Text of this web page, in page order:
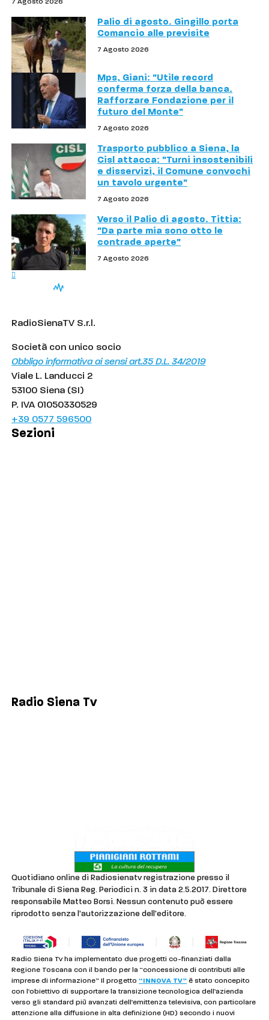
7 Agosto 2026
Palio di agosto. Gingillo porta
Comancio alle previsite
7 Agosto 2026
Mps, Giani: "Utile record
conferma forza della banca.
Rafforzare Fondazione per il
futuro del Monte"
7 Agosto 2026
Trasporto pubblico a Siena, la
Cisl attacca: "Turni insostenibili
e disservizi, il Comune convochi
un tavolo urgente"
7 Agosto 2026
Verso il Palio di agosto. Tittia:
"Da parte mia sono otto le
contrade aperte"
7 Agosto 2026
RadioSienaTV S.r.l.
Società con unico socio
Obbligo informativa ai sensi art.35 D.L. 34/2019
Viale L. Landucci 2
53100 Siena (SI)
P. IVA 01050330529
+39 0577 596500
Sezioni
Radio Siena Tv
Quotidiano online di Radiosienatv registrazione presso il
Tribunale di Siena Reg. Periodici n. 3 in data 2.5.2017. Direttore
responsabile Matteo Borsi. Nessun contenuto può essere
riprodotto senza l'autorizzazione dell'editore.
Radio Siena Tv ha implementato due progetti co-finanziati dalla
Regione Toscana con il bando per la “concessione di contributi alle
imprese di informazione” Il progetto“INNOVA TV” è stato concepito
con l’obiettivo di supportare la transizione tecnologica dell’azienda
verso gli standard più avanzati dell’emittenza televisiva, con particolare
attenzione alla diffusione in alta definizione (HD) secondo i nuovi